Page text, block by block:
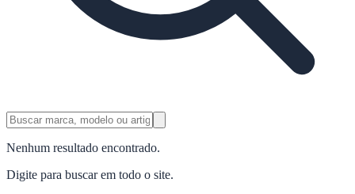
Nenhum resultado encontrado.
Digite para buscar em todo o site.